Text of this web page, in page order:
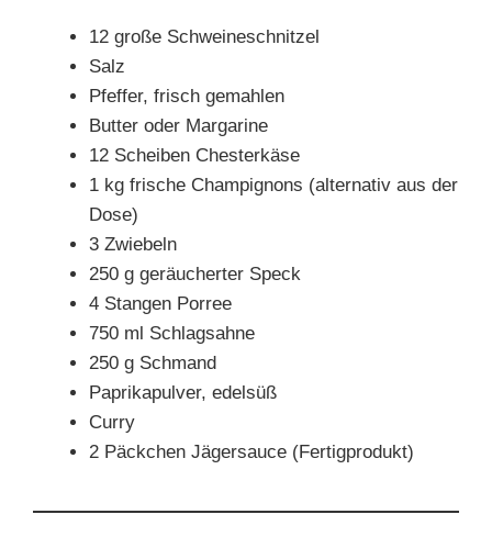
12 große Schweineschnitzel
Salz
Pfeffer, frisch gemahlen
Butter oder Margarine
12 Scheiben Chesterkäse
1 kg frische Champignons (alternativ aus der
Dose)
3 Zwiebeln
250 g geräucherter Speck
4 Stangen Porree
750 ml Schlagsahne
250 g Schmand
Paprikapulver, edelsüß
Curry
2 Päckchen Jägersauce (Fertigprodukt)